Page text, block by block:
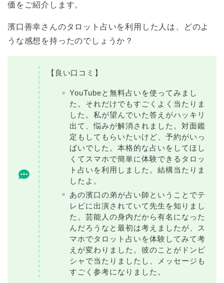
価をご紹介します。
濱口善幸さんのタロット占いを利用した人は、どのよ
うな感想を持ったのでしょうか？
【良い口コミ】
YouTubeと無料占いを使ってみまし
た。それだけでもすごくよく当たりま
した。私が望んでいた答えがハッキリ
出て、悩みが解消されました。対面鑑
定もしてもらいたいけど、予約がいっ
ぱいでした。本格的な占いをしてほし
くてスマホで簡単に体験できるタロッ
ト占いを利用しました。結構当たりま
したよ。
あの濱口の弟が占い師ということでテ
レビに出演されていて先生を知りまし
た。芸能人の身内だから有名になった
んだろうなと最初は考えましたが、ス
マホでタロット占いを体験してみて考
えが変わりました。彼のことがドンピ
シャで当たりましたし、メッセージも
すごく参考になりました。